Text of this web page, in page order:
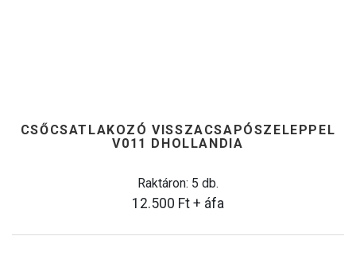
CSŐCSATLAKOZÓ VISSZACSAPÓSZELEPPEL
V011 DHOLLANDIA
Raktáron: 5 db.
12.500 Ft + áfa